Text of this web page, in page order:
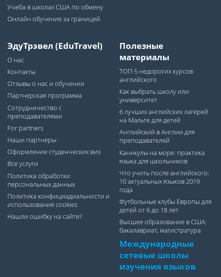
Учеба в школах США по обмену
Онлайн обучение за границей
ЭдуТрэвел (EduTravel)
О нас
Контакты
Отзывы о нас и обучении
Партнерская программа
Сотрудничество с
преподавателями
For partners
Наши партнеры
Оформление студенческих виз
Все услуги
Политика обработки
персональных данных
Политика конфициадиальности и
использования cookies
Нашли ошибку на сайте?
Полезные
материалы
ТОП-5 недорогих курсов
английского
Как выбрать школу или
университет
6 лучших английских лагерей
на Мальте для детей
Английский в Англии для
преподавателей
Каникулы на море: практика
языка для школьников
Что учить после английского:
10 актуальных языков 2019
года
Футбольные клубы Европы для
детей от 6 до 18 лет
Высшее образование в США:
бакалавриат, магистратура
Международные
сетевые школы
изучения языков